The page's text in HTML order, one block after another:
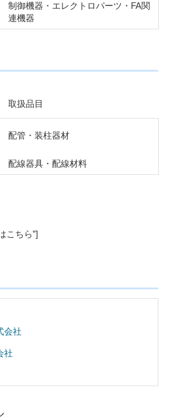
制御機器・エレクトロパーツ・FA関
連機器
取扱品目
配管・装柱器材
配線器具・配線材料
こちら”]
会社
社